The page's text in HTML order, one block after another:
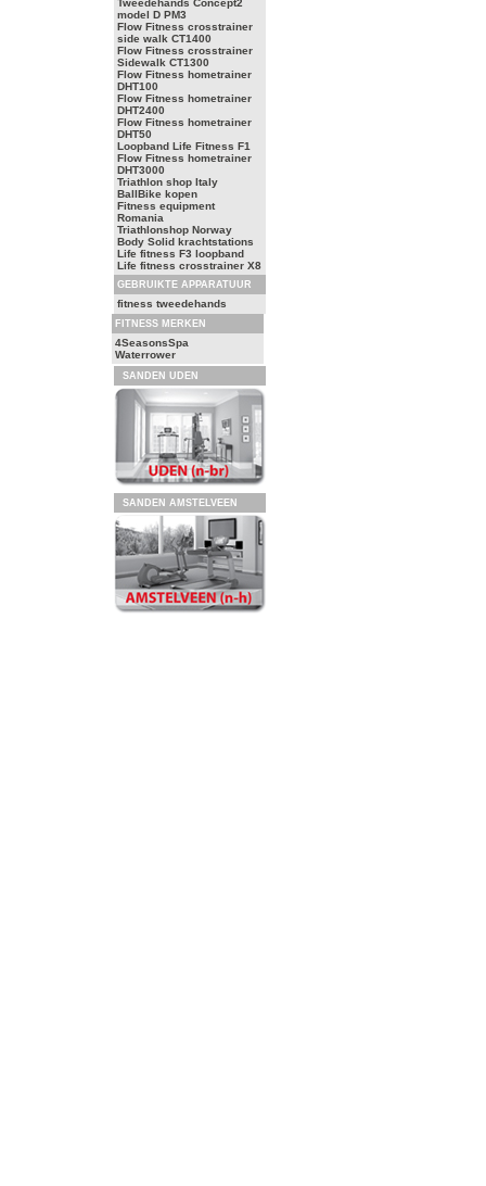
Tweedehands Concept2
model D PM3
Flow Fitness crosstrainer
side walk CT1400
Flow Fitness crosstrainer
Sidewalk CT1300
Flow Fitness hometrainer
DHT100
Flow Fitness hometrainer
DHT2400
Flow Fitness hometrainer
DHT50
Loopband Life Fitness F1
Flow Fitness hometrainer
DHT3000
Triathlon shop Italy
BallBike kopen
Fitness equipment
Romania
Triathlonshop Norway
Body Solid krachtstations
Life fitness F3 loopband
Life fitness crosstrainer X8
GEBRUIKTE APPARATUUR
fitness tweedehands
FITNESS MERKEN
4SeasonsSpa
Waterrower
SANDEN UDEN
SANDEN AMSTELVEEN